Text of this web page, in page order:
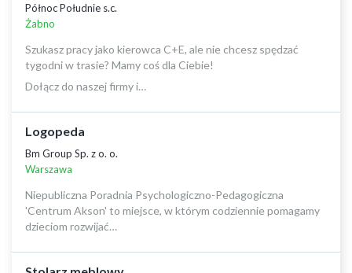
Północ Południe s.c.
Żabno
Szukasz pracy jako kierowca C+E, ale nie chcesz spędzać
tygodni w trasie? Mamy coś dla Ciebie!
Dołącz do naszej firmy i…
Logopeda
Bm Group Sp. z o. o.
Warszawa
Niepubliczna Poradnia Psychologiczno-Pedagogiczna
'Centrum Akson' to miejsce, w którym codziennie pomagamy
dzieciom rozwijać…